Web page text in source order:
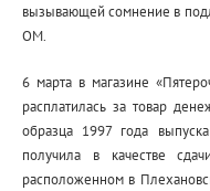
вызывающей сомнение в
ОМ.
6 марта в магазине
расплатилась за товар
образца 1997 года
получила в качестве
расположенном в